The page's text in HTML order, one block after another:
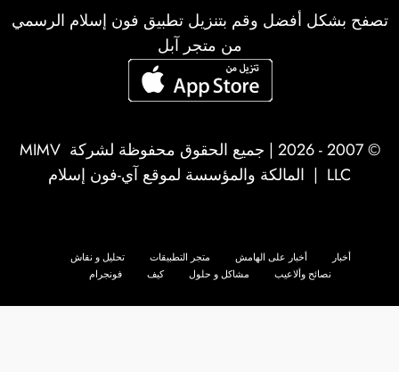
تصفح بشكل أفضل وقم بتنزيل تطبيق فون إسلام الرسمي
من متجر آبل
© 2007 - 2026 | جميع الحقوق محفوظة لشركة
MIMV
LLC | المالكة والمؤسسة لموقع آي-فون إسلام
أخبار أخبار على الهامش متجر التطبيقات
تحليل و نقاش
نصائح وألاعيب
مشاكل و حلول كيف فونجرام